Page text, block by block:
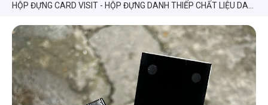
HỘP ĐỰNG CARD VISIT - HỘP ĐỰNG DANH THIẾP CHẤT LIỆU DA